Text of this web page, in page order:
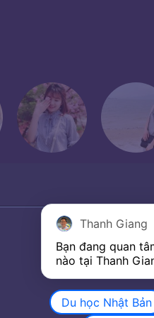
Thanh Giang
Bạn đang quan
nào tại Thanh
Du học Nhật Bản